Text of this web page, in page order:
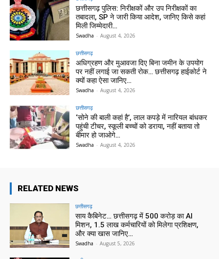
छत्तीसगढ़ पुलिस: निरीक्षकों और उप निरीक्षकों का
तबादला, SP ने जारी किया आदेश, जानिए किसे कहां
मिली जिम्मेदारी…
Swadha - August 4, 2026
छत्तीसगढ़
अधिग्रहण और मुआवजा दिए बिना जमीन के उपयोग
पर नहीं लगाई जा सकती रोक… छत्तीसगढ़ हाईकोर्ट ने
क्यों कहा ऐसा जानिए…
Swadha - August 4, 2026
छत्तीसगढ़
‘सोने की बाली कहां है’, लाल कपड़े में नारियल बांधकर
पहुंची टीचर, स्कूली बच्चों को डराया, नहीं बताया तो
बीमार हो जाओगे…
Swadha - August 4, 2026
RELATED NEWS
छत्तीसगढ़
साय कैबिनेट… छत्तीसगढ़ में 500 करोड़ का AI
मिशन, 1.5 लाख कर्मचारियों को मिलेगा प्रशिक्षण,
और क्या खास जानिए…
Swadha - August 5, 2026